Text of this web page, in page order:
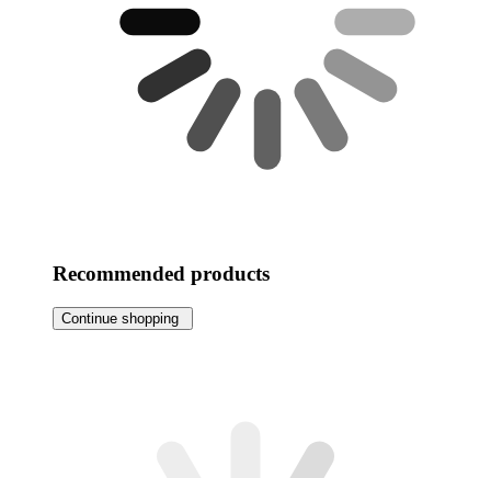
Recommended products
Continue shopping